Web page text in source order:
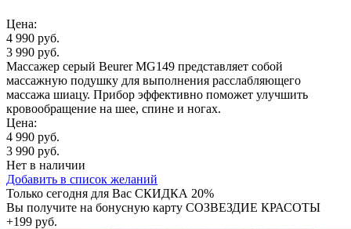
Цена:
4 990 руб.
3 990 руб.
Массажер серый Beurer MG149 представляет собой
массажную подушку для выполнения расслабляющего
массажа шиацу. Прибор эффективно поможет улучшить
кровообращение на шее, спине и ногах.
Цена:
4 990 руб.
3 990 руб.
Нет в наличии
Добавить в список желаний
Только сегодня для Вас СКИДКА 20%
Вы получите на бонусную карту СОЗВЕЗДИЕ КРАСОТЫ
+199 руб.